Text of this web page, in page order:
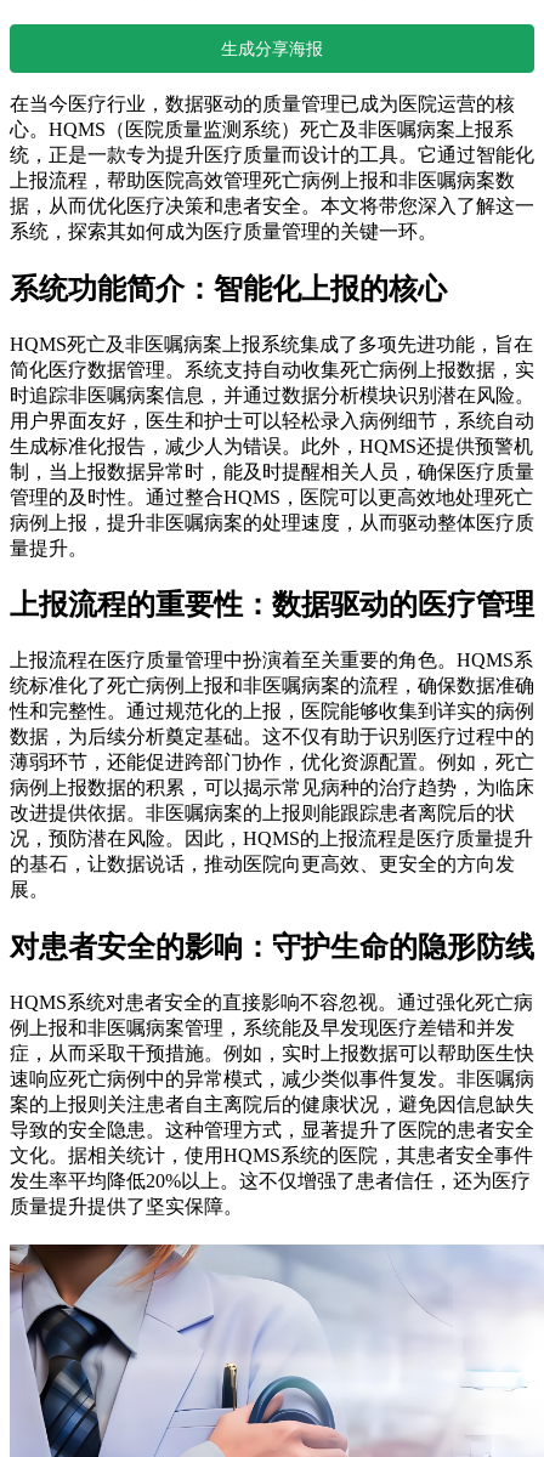
生成分享海报
在当今医疗行业，数据驱动的质量管理已成为医院运营的核
心。HQMS（医院质量监测系统）死亡及非医嘱病案上报系
统，正是一款专为提升医疗质量而设计的工具。它通过智能化
上报流程，帮助医院高效管理死亡病例上报和非医嘱病案数
据，从而优化医疗决策和患者安全。本文将带您深入了解这一
系统，探索其如何成为医疗质量管理的关键一环。
系统功能简介：智能化上报的核心
HQMS死亡及非医嘱病案上报系统集成了多项先进功能，旨在
简化医疗数据管理。系统支持自动收集死亡病例上报数据，实
时追踪非医嘱病案信息，并通过数据分析模块识别潜在风险。
用户界面友好，医生和护士可以轻松录入病例细节，系统自动
生成标准化报告，减少人为错误。此外，HQMS还提供预警机
制，当上报数据异常时，能及时提醒相关人员，确保医疗质量
管理的及时性。通过整合HQMS，医院可以更高效地处理死亡
病例上报，提升非医嘱病案的处理速度，从而驱动整体医疗质
量提升。
上报流程的重要性：数据驱动的医疗管理
上报流程在医疗质量管理中扮演着至关重要的角色。HQMS系
统标准化了死亡病例上报和非医嘱病案的流程，确保数据准确
性和完整性。通过规范化的上报，医院能够收集到详实的病例
数据，为后续分析奠定基础。这不仅有助于识别医疗过程中的
薄弱环节，还能促进跨部门协作，优化资源配置。例如，死亡
病例上报数据的积累，可以揭示常见病种的治疗趋势，为临床
改进提供依据。非医嘱病案的上报则能跟踪患者离院后的状
况，预防潜在风险。因此，HQMS的上报流程是医疗质量提升
的基石，让数据说话，推动医院向更高效、更安全的方向发
展。
对患者安全的影响：守护生命的隐形防线
HQMS系统对患者安全的直接影响不容忽视。通过强化死亡病
例上报和非医嘱病案管理，系统能及早发现医疗差错和并发
症，从而采取干预措施。例如，实时上报数据可以帮助医生快
速响应死亡病例中的异常模式，减少类似事件复发。非医嘱病
案的上报则关注患者自主离院后的健康状况，避免因信息缺失
导致的安全隐患。这种管理方式，显著提升了医院的患者安全
文化。据相关统计，使用HQMS系统的医院，其患者安全事件
发生率平均降低20%以上。这不仅增强了患者信任，还为医疗
质量提升提供了坚实保障。